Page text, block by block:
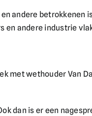
andere betrokkenen
en andere industrie
met wethouder Van
dan is er een